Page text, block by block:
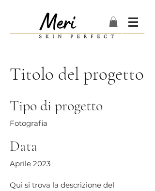
Titolo del progetto
Tipo di progetto
Fotografia
Data
Aprile 2023
Qui si trova la descrizione del